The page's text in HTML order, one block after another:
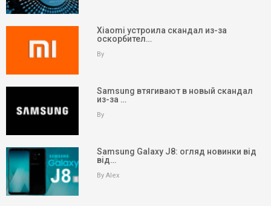
Xiaomi устроила скандал из-за
оскорбител…
By
Samsung втягивают в новый скандал
из-за …
By
Samsung Galaxy J8: огляд новинки від
від…
By Alex